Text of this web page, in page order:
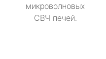
микроволновых
СВЧ печей.